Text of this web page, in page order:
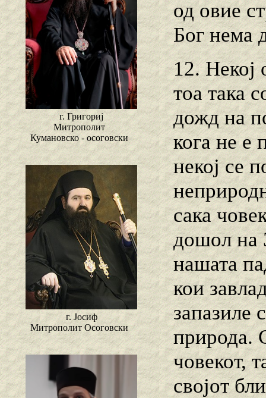
г. Григориј
Митрополит
Кумановско - осоговски
г. Јосиф
Митрополит Осоговски
од овие
Бог нема
12. Некој
тоа така
дожд на
кога не е
некој се
сака
дошол на
нашата
кои
запазиле
природа.
човекот,
својот